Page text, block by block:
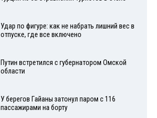
Удар по фигуре: как не набрать лишний вес в
отпуске, где все включено
Путин встретился с губернатором Омской
области
У берегов Гайаны затонул паром с 116
пассажирами на борту